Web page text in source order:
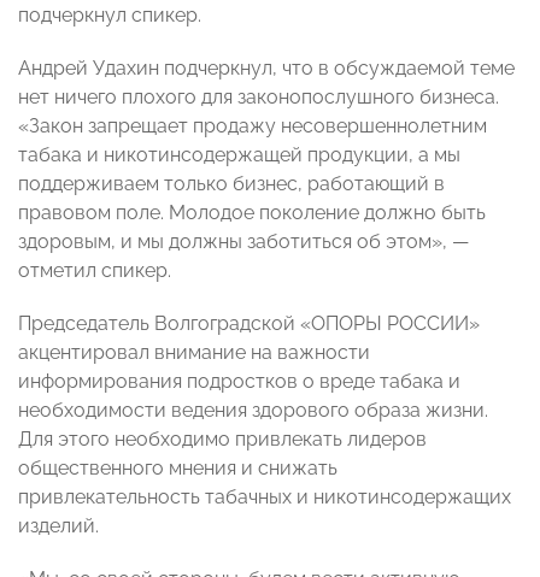
подчеркнул спикер.
Андрей Удахин подчеркнул, что в обсуждаемой теме
нет ничего плохого для законопослушного бизнеса.
«Закон запрещает продажу несовершеннолетним
табака и никотинсодержащей продукции, а мы
поддерживаем только бизнес, работающий в
правовом поле. Молодое поколение должно быть
здоровым, и мы должны заботиться об этом», —
отметил спикер.
Председатель Волгоградской «ОПОРЫ РОССИИ»
акцентировал внимание на важности
информирования подростков о вреде табака и
необходимости ведения здорового образа жизни.
Для этого необходимо привлекать лидеров
общественного мнения и снижать
привлекательность табачных и никотинсодержащих
изделий.